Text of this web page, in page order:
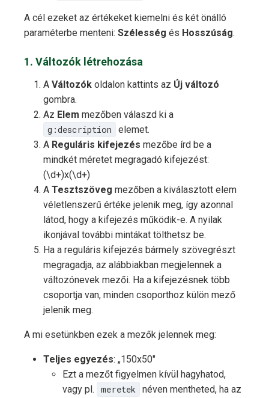
A cél ezeket az értékeket kiemelni és két önálló
paraméterbe menteni: Szélesség és Hosszúság.
1. Változók létrehozása
A Változók oldalon kattints az Új változó
gombra.
Az Elem mezőben válaszd ki a
g:description
elemet.
A Reguláris kifejezés mezőbe írd be a
mindkét méretet megragadó kifejezést:
(\d+)x(\d+)
A Tesztszöveg mezőben a kiválasztott elem
véletlenszerű értéke jelenik meg, így azonnal
látod, hogy a kifejezés működik-e. A nyilak
ikonjával további mintákat tölthetsz be.
Ha a reguláris kifejezés bármely szövegrészt
megragadja, az alábbiakban megjelennek a
változónevek mezői. Ha a kifejezésnek több
csoportja van, minden csoporthoz külön mező
jelenik meg.
A mi esetünkben ezek a mezők jelennek meg:
Teljes egyezés: „150x50"
Ezt a mezőt figyelmen kívül hagyhatod,
vagy pl.
meretek néven mentheted, ha az